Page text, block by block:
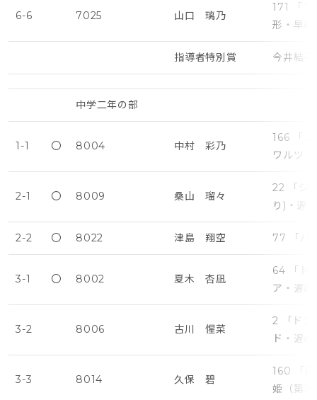
6-6 7025 山口 璃乃
171 「フ
形・早め
指導者特別賞 今井結
中学二年の部
1-1 〇 8004 中村 彩乃
166 「コ
ワルツ
2-1 〇 8009 桑山 瑠々
22 「ジ
り)・遅め
2-2 〇 8022 津島 翔空 77 「パ
3-1 〇 8002 夏木 杏凪
64 「ド
ア・遅め
3-2 8006 古川 惺菜
2 「ドン
ド・遅め
3-3 8014 久保 碧
160 「
姫（第1